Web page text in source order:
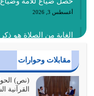
أغسطس 3, 2026
الغاية من الصلاة هو
أغسطس 2, 2026
السبب الرئيسي لشقاء
لحدود الله بالإضافات
مقابلات وحوارات
(نص)